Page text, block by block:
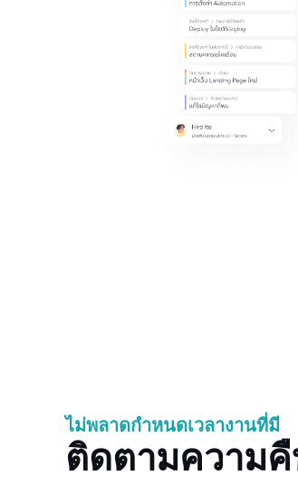
ไม่พลาดกำหนดเวลางานที่มี
ติดตามความ